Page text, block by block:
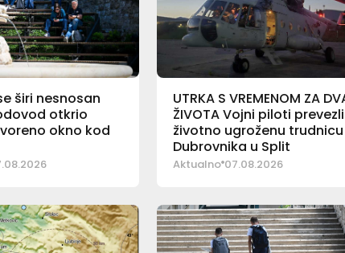
širi nesnosan
otkrio
okno kod
UTRKA S VREMENOM ZA
ŽIVOTA Vojni piloti prevezli
životno ugroženu
Dubrovnika u Split
Aktualno 07.08.2026